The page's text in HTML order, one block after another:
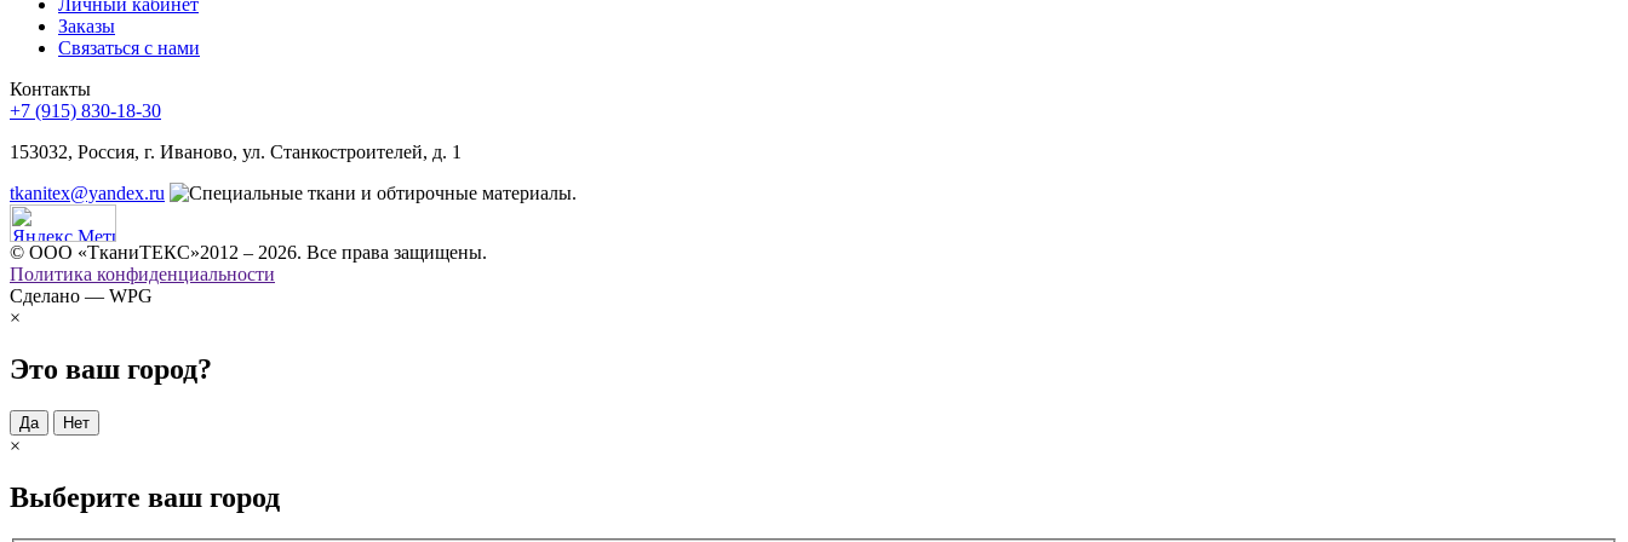
Личный кабинет
Заказы
Связаться с нами
Контакты
+7 (915) 830-18-30
153032, Россия, г. Иваново, ул. Станкостроителей, д. 1
tkanitex@yandex.ru
© ООО «ТканиТЕКС»2012 – 2026. Все права защищены.
Политика конфиденциальности
Сделано — WPG
×
Это ваш город?
Да Нет
×
Выберите ваш город